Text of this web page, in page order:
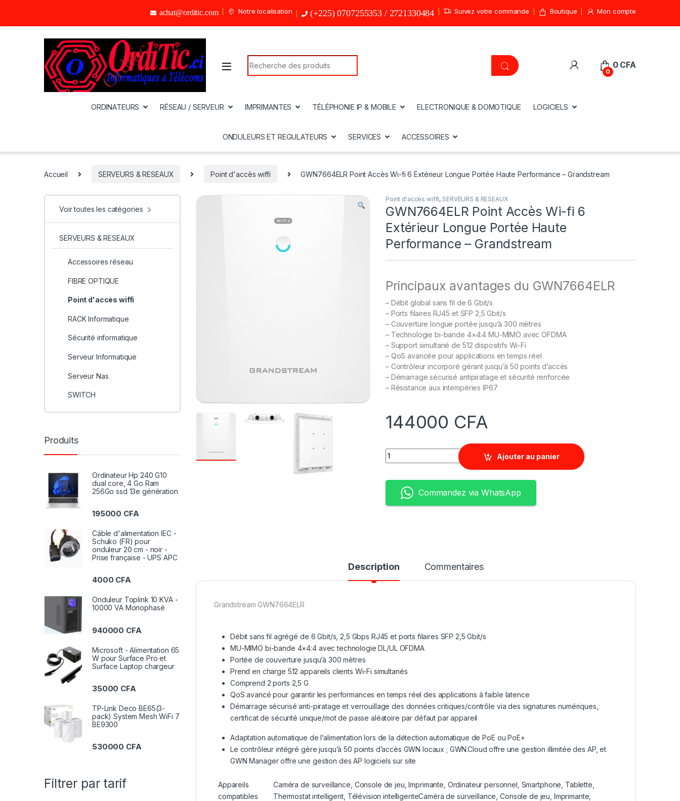
achat@orditic.com Notre localisation (+225) 0707255353 / 2721330484 Suivez votre commande Boutique Mon compte
Search for:
0
0 CFA
ORDINATEURS RÉSEAU / SERVEUR IMPRIMANTES TÉLÉPHONIE IP & MOBILE ELECTRONIQUE & DOMOTIQUE LOGICIELS
ONDULEURS ET REGULATEURS SERVICES ACCESSOIRES
Accueil SERVEURS & RESEAUX Point d'accès wiffi GWN7664ELR Point Accès Wi-fi 6 Extérieur Longue Portée Haute Performance – Grandstream
Point d'accès wiffi, SERVEURS & RESEAUX
GWN7664ELR Point Accès Wi-fi 6
Extérieur Longue Portée Haute
Performance – Grandstream
Principaux avantages du GWN7664ELR
– Débit global sans fil de 6 Gbit/s
– Ports filaires RJ45 et SFP 2,5 Gbit/s
– Couverture longue portée jusqu’à 300 mètres
– Technologie bi-bande 4×4:4 MU-MIMO avec OFDMA
– Support simultané de 512 dispositifs Wi-Fi
– QoS avancée pour applications en temps réel
– Contrôleur incorporé gérant jusqu’à 50 points d’accès
– Démarrage sécurisé antipiratage et sécurité renforcée
– Résistance aux intempéries IP67
144000 CFA
Quantity
Ajouter au panier
Commandez via WhatsApp
Description Commentaires
Grandstream GWN7664ELR
Débit sans fil agrégé de 6 Gbit/s, 2,5 Gbps RJ45 et ports filaires SFP 2,5 Gbit/s
MU-MIMO bi-bande 4×4:4 avec technologie DL/UL OFDMA
Portée de couverture jusqu’à 300 mètres
Prend en charge 512 appareils clients Wi-Fi simultanés
Comprend 2 ports 2,5 G
QoS avancé pour garantir les performances en temps réel des applications à faible latence
Démarrage sécurisé anti-piratage et verrouillage des données critiques/contrôle via des signatures numériques,
certificat de sécurité unique/mot de passe aléatoire par défaut par appareil
Adaptation automatique de l’alimentation lors de la détection automatique de PoE ou PoE+
Le contrôleur intégré gère jusqu’à 50 points d’accès GWN locaux ; GWN.Cloud offre une gestion illimitée des AP, et
GWN Manager offre une gestion des AP logiciels sur site
Appareils
compatibles
Caméra de surveillance, Console de jeu, Imprimante, Ordinateur personnel, Smartphone, Tablette,
Thermostat intelligent, Télévision intelligenteCaméra de surveillance, Console de jeu, Imprimante,
Voir toutes les catégories
SERVEURS & RESEAUX
Accessoires réseau
FIBRE OPTIQUE
Point d'accès wiffi
RACK Informatique
Sécurité informatique
Serveur Informatique
Serveur Nas
SWITCH
Produits
Ordinateur Hp 240 G10
dual core, 4 Go Ram
256Go ssd 13e génération
195000 CFA
Câble d'alimentation IEC -
Schuko (FR) pour
onduleur 20 cm - noir -
Prise française - UPS APC
4000 CFA
Onduleur Toplink 10 KVA -
10000 VA Monophasé
940000 CFA
Microsoft - Alimentation 65
W pour Surface Pro et
Surface Laptop chargeur
35000 CFA
TP-Link Deco BE65(3-
pack) System Mesh WiFi 7
BE9300
530000 CFA
Filtrer par tarif